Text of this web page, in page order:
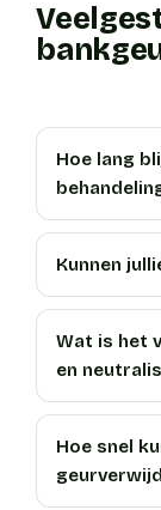
Hoe lang
Kunnen
Wat is het
en
Hoe snel